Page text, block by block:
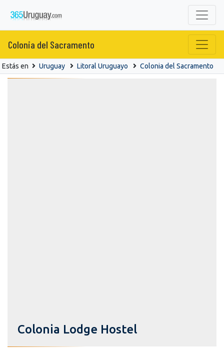
Colonia del Sacramento
Estás en Uruguay Litoral Uruguayo Colonia del Sacramento
Colonia Lodge Hostel